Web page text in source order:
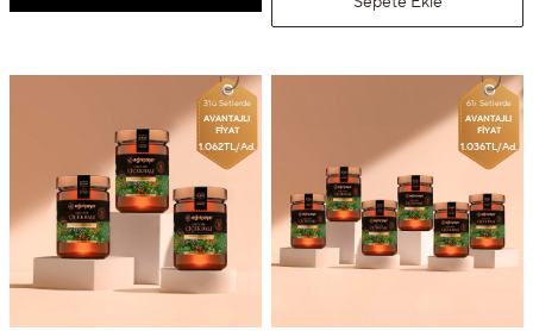
3'lü Setlerde
AVANTAJLI
FİYAT
1.062TL/Ad.
6'lı Setlerde
AVANTAJLI
FİYAT
1.036TL/Ad.